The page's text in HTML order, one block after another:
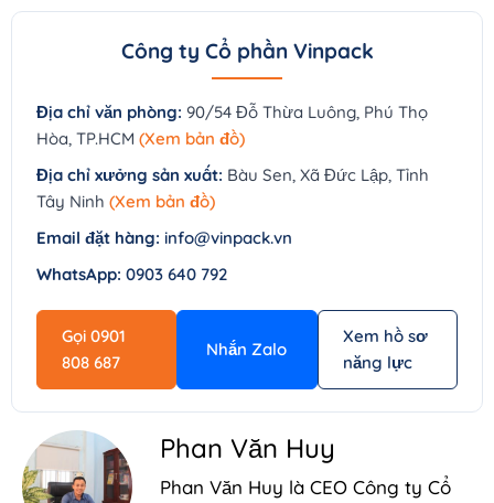
Công ty Cổ phần Vinpack
Địa chỉ văn phòng: 90/54 Đỗ Thừa Luông, Phú Thọ
Hòa, TP.HCM (Xem bản đồ)
Địa chỉ xưởng sản xuất: Bàu Sen, Xã Đức Lập, Tỉnh
Tây Ninh (Xem bản đồ)
Email đặt hàng: info@vinpack.vn
WhatsApp: 0903 640 792
Gọi 0901
808 687
Nhắn Zalo
Xem hồ sơ
năng lực
Phan Văn Huy
Phan Văn Huy là CEO Công ty Cổ